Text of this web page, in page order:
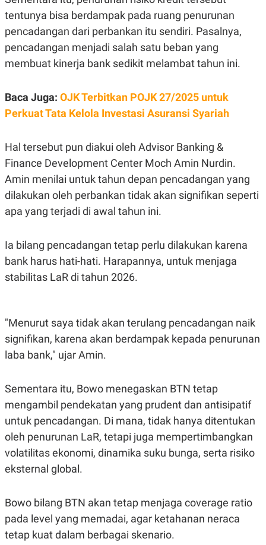
C
A
D
E
Y
L
E
A
S
.
I
D
A
N
G
A
N
C
E
T
A
K
I
N
E
A
E
M
T
N
A
P
E
V
E
R
I
G
G
M
E
A
I
D
SITEMAP PROFILE TERM
PEDOMAN
PEMBERITAAN
SIBER
PRIVACY
POLICY
tentunya bisa berdampak pada ruang penurunan
pencadangan dari perbankan itu sendiri. Pasalnya,
pencadangan menjadi salah satu beban yang
membuat kinerja bank sedikit melambat tahun ini.
Baca Juga: OJK Terbitkan POJK 27/2025 untuk
Perkuat Tata Kelola Investasi Asuransi Syariah
Hal tersebut pun diakui oleh Advisor Banking &
Finance Development Center Moch Amin Nurdin.
Amin menilai untuk tahun depan pencadangan yang
dilakukan oleh perbankan tidak akan signifikan seperti
apa yang terjadi di awal tahun ini.
Ia bilang pencadangan tetap perlu dilakukan karena
bank harus hati-hati. Harapannya, untuk menjaga
stabilitas LaR di tahun 2026.
"Menurut saya tidak akan terulang pencadangan naik
signifikan, karena akan berdampak kepada penurunan
laba bank," ujar Amin.
Sementara itu, Bowo menegaskan BTN tetap
mengambil pendekatan yang prudent dan antisipatif
untuk pencadangan. Di mana, tidak hanya ditentukan
oleh penurunan LaR, tetapi juga mempertimbangkan
volatilitas ekonomi, dinamika suku bunga, serta risiko
eksternal global.
Bowo bilang BTN akan tetap menjaga coverage ratio
pada level yang memadai, agar ketahanan neraca
tetap kuat dalam berbagai skenario.